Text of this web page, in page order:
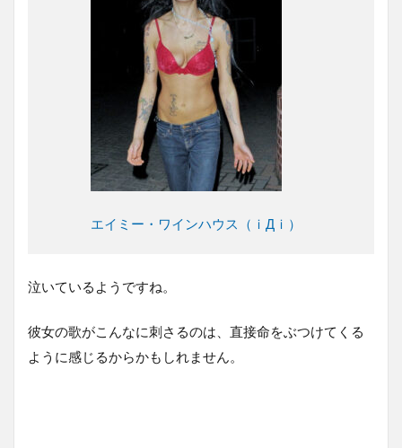
エイミー・ワインハウス（ｉДｉ）
泣いているようですね。
彼女の歌がこんなに刺さるのは、直接命をぶつけてくる
ように感じるからかもしれません。